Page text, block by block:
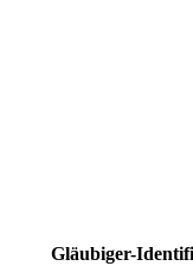
Gläubiger-